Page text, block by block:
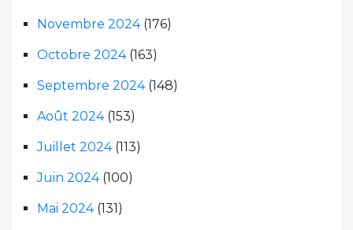
Novembre 2024(176)
Octobre 2024(163)
Septembre 2024(148)
Août 2024(153)
Juillet 2024(113)
Juin 2024(100)
Mai 2024(131)